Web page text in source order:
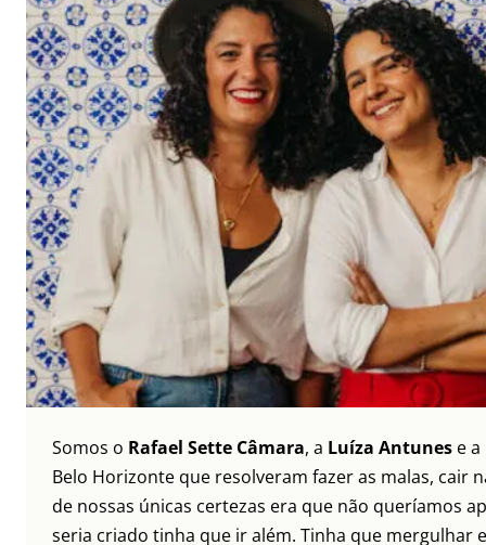
Somos o Rafael Sette Câmara, a Luíza Antunes e a
Belo Horizonte que resolveram fazer as malas, cair
de nossas únicas certezas era que não queríamos
seria criado tinha que ir além. Tinha que mergulhar